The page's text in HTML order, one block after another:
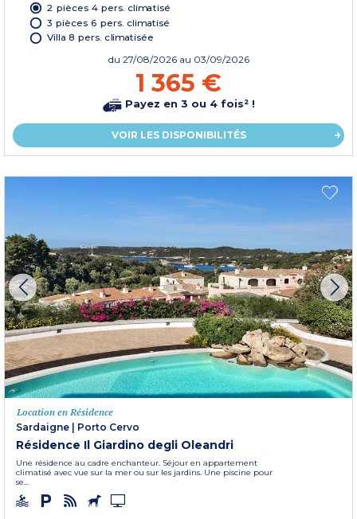
2 pièces 4 pers. climatisé
3 pièces 6 pers. climatisé
Villa 8 pers. climatisée
du 27/08/2026 au 03/09/2026
1 365 €
Payez en 3 ou 4 fois² !
VOIR LES DISPONIBILITÉS
Location en Résidence
Sardaigne
Porto Cervo
Résidence Il Giardino degli Oleandri
Une résidence au cadre enchanteur. Séjour en appartement
climatisé avec vue sur la mer ou sur les jardins. Une piscine pour
se...